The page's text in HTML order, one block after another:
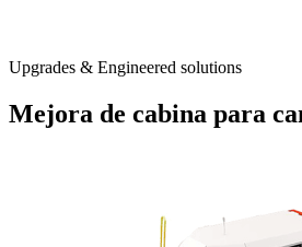
Upgrades & Engineered solutions
Mejora de cabina para